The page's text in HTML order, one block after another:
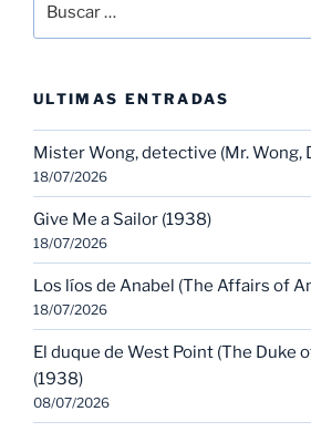
por:
ULTIMAS ENTRADAS
Mister Wong, detective (Mr. Wong,
18/07/2026
Give Me a Sailor (1938)
18/07/2026
Los líos de Anabel (The Affairs of
18/07/2026
El duque de West Point (The Duke
(1938)
08/07/2026